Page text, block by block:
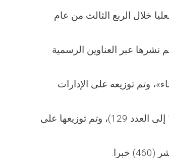
خلال الربع الثالث من عام
وتم نشرها عبر العناوين الرسمية
وتم توزيعه على الإدارات
3- تمت طباعة تسعة أعداد من جريدة «المیزان» (من العدد 121 إلى العدد 129)، وتم توزيعها على